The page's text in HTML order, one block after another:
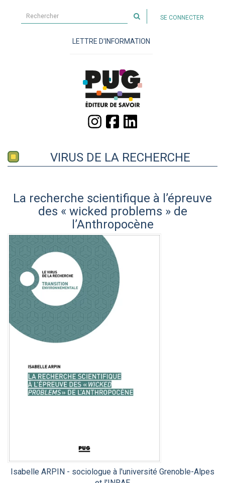
sur
site
SE CONNECTER
LETTRE D'INFORMATION
VIRUS DE LA RECHERCHE
La recherche scientifique à l’épreuve
des « wicked problems » de
l’Anthropocène
Isabelle ARPIN - sociologue à l'université Grenoble-Alpes